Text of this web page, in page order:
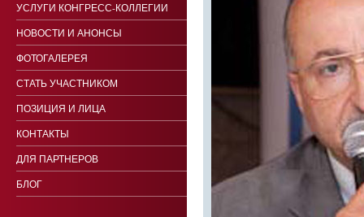
УСЛУГИ КОНГРЕСС-КОЛЛЕГИИ
НОВОСТИ И АНОНСЫ
ФОТОГАЛЕРЕЯ
СТАТЬ УЧАСТНИКОМ
ПОЗИЦИЯ И ЛИЦА
КОНТАКТЫ
ДЛЯ ПАРТНЕРОВ
БЛОГ